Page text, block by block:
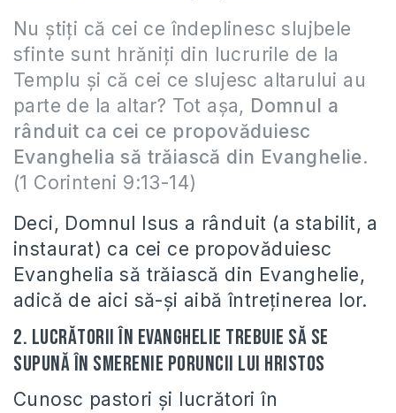
Nu ştiţi că cei ce îndeplinesc slujbele
sfinte sunt hrăniţi din lucrurile de la
Templu şi că cei ce slujesc altarului au
parte de la altar? Tot aşa, Domnul a
rânduit ca cei ce propovăduiesc
Evanghelia să trăiască din Evanghelie.
(1 Corinteni 9:13-14)
Deci, Domnul Isus a rânduit (a stabilit, a
instaurat) ca cei ce propovăduiesc
Evanghelia să trăiască din Evanghelie,
adică de aici să-şi aibă întreţinerea lor.
2. Lucrătorii în Evanghelie trebuie să se
supună în smerenie poruncii lui Hristos
Cunosc pastori şi lucrători în